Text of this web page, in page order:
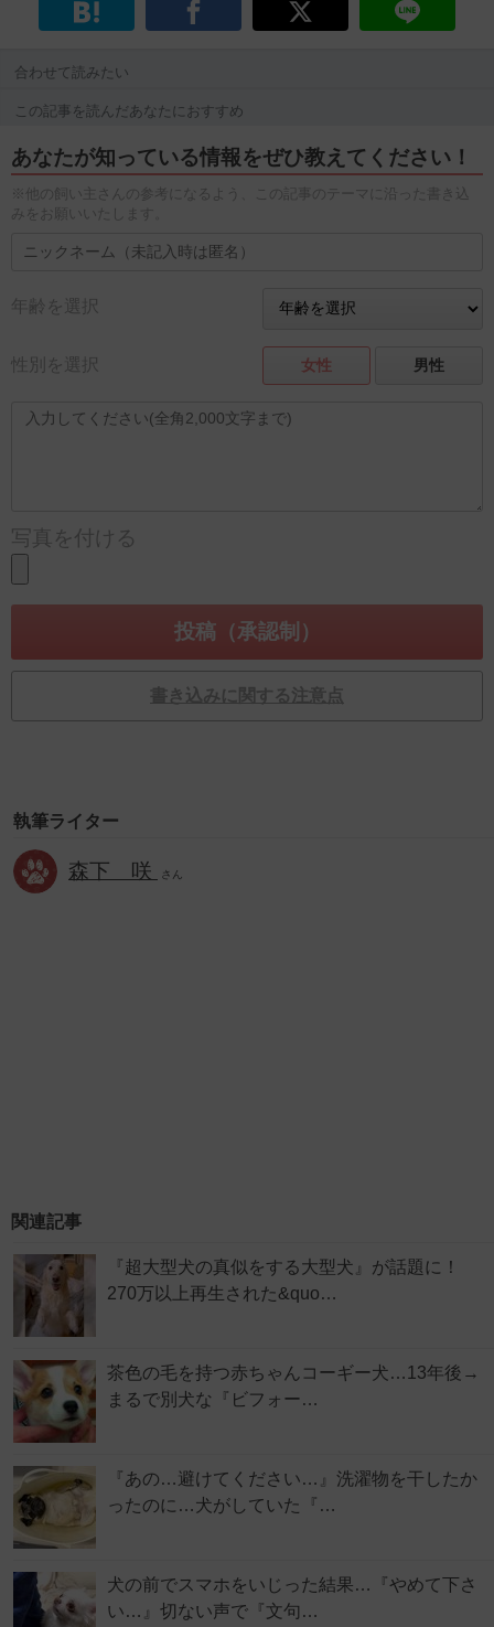
合わせて読みたい
この記事を読んだあなたにおすすめ
あなたが知っている情報をぜひ教えてください！
※他の飼い主さんの参考になるよう、この記事のテーマに沿った書き込
みをお願いいたします。
年齢を選択
性別を選択 女性 男性
写真を付ける
書き込みに関する注意点
執筆ライター
森下 咲 さん
関連記事
『超大型犬の真似をする大型犬』が話題に！
270万以上再生された&quo…
茶色の毛を持つ赤ちゃんコーギー犬…13年後→
まるで別犬な『ビフォー…
『あの…避けてください…』洗濯物を干したか
ったのに…犬がしていた『…
犬の前でスマホをいじった結果…『やめて下さ
い…』切ない声で『文句…